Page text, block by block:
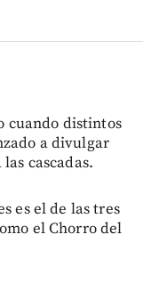
cuando distintos
a divulgar
cascadas.
es el de las tres
el Chorro del